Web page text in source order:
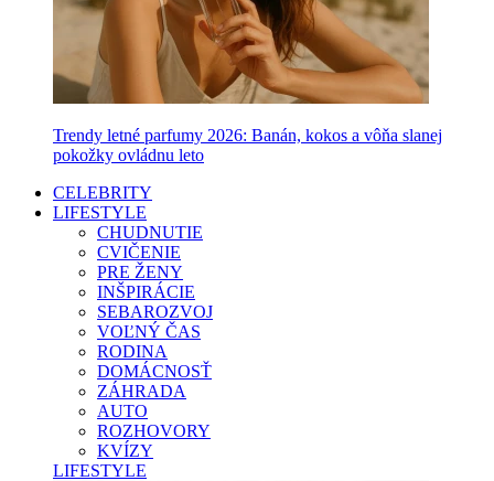
Trendy letné parfumy 2026: Banán, kokos a vôňa slanej
pokožky ovládnu leto
CELEBRITY
LIFESTYLE
CHUDNUTIE
CVIČENIE
PRE ŽENY
INŠPIRÁCIE
SEBAROZVOJ
VOĽNÝ ČAS
RODINA
DOMÁCNOSŤ
ZÁHRADA
AUTO
ROZHOVORY
KVÍZY
LIFESTYLE